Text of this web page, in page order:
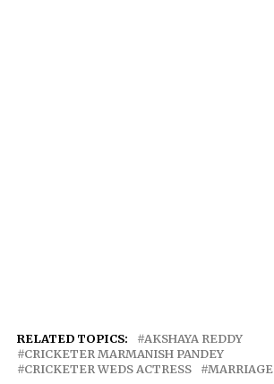
RELATED TOPICS:
AKSHAYA REDDY
CRICKETER MARMANISH PANDEY
CRICKETER WEDS ACTRESS
MARRIAGE